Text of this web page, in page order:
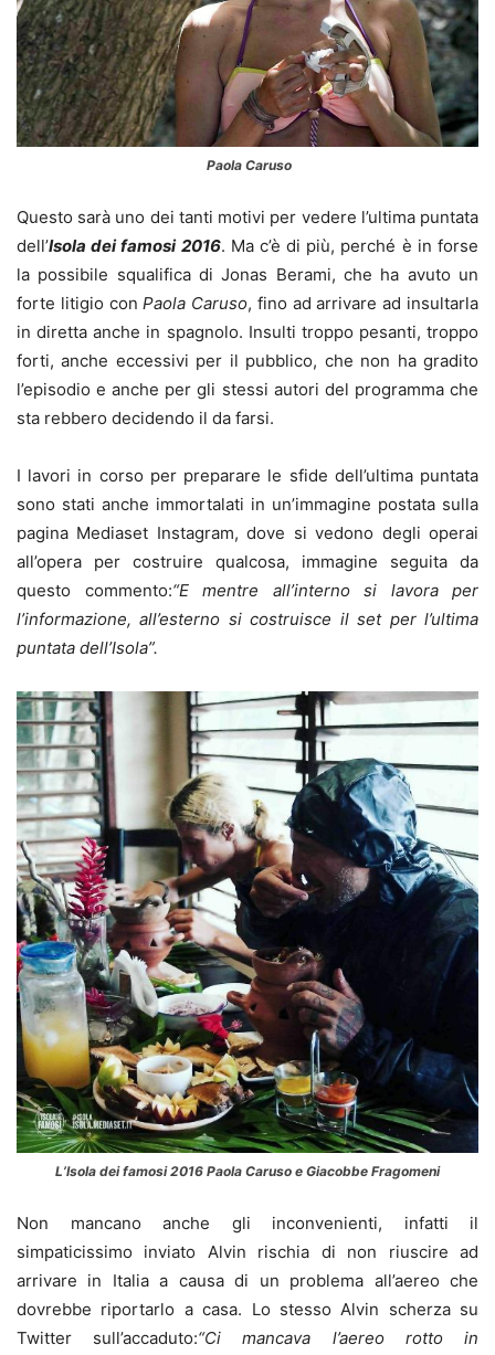
Paola Caruso
Questo sarà uno dei tanti motivi per vedere l’ultima puntata
dell’Isola dei famosi 2016. Ma c’è di più, perché è in forse
la possibile squalifica di Jonas Berami, che ha avuto un
forte litigio conPaola Caruso, fino ad arrivare ad insultarla
in diretta anche in spagnolo. Insulti troppo pesanti, troppo
forti, anche eccessivi per il pubblico, che non ha gradito
l’episodio e anche per gli stessi autori del programma che
sta rebbero decidendo il da farsi.
I lavori in corso per preparare le sfide dell’ultima puntata
sono stati anche immortalati in un’immagine postata sulla
pagina Mediaset Instagram, dove si vedono degli operai
all’opera per costruire qualcosa, immagine seguita da
questo commento:“E mentre all’interno si lavora per
l’informazione, all’esterno si costruisce il set per l’ultima
puntata dell’Isola”.
L’Isola dei famosi 2016 Paola Caruso e Giacobbe Fragomeni
Non mancano anche gli inconvenienti, infatti il
simpaticissimo inviato Alvin rischia di non riuscire ad
arrivare in Italia a causa di un problema all’aereo che
dovrebbe riportarlo a casa. Lo stesso Alvin scherza su
Twitter sull’accaduto:“Ci mancava l’aereo rotto in